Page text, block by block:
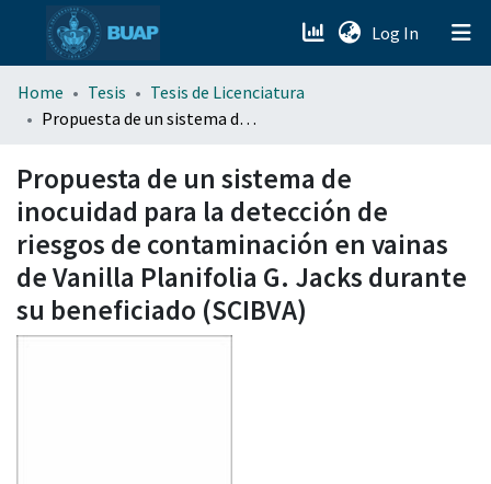
Log In (current)
menu.section.about_menu
Home Tesis
Tesis de Licenciatura
Propuesta de un sistema de inocuidad para la detección de riesgos de contaminación en vainas de Vanilla Planifolia G. Jacks durante su beneficiado (SCIBVA)
Propuesta de un sistema de
inocuidad para la detección de
riesgos de contaminación en vainas
de Vanilla Planifolia G. Jacks durante
su beneficiado (SCIBVA)